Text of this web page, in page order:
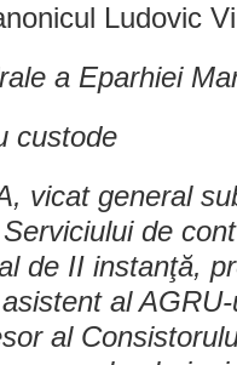
Ludovic
a Eparhiei
custode
vicat general
de
de II instanţă,
al
al